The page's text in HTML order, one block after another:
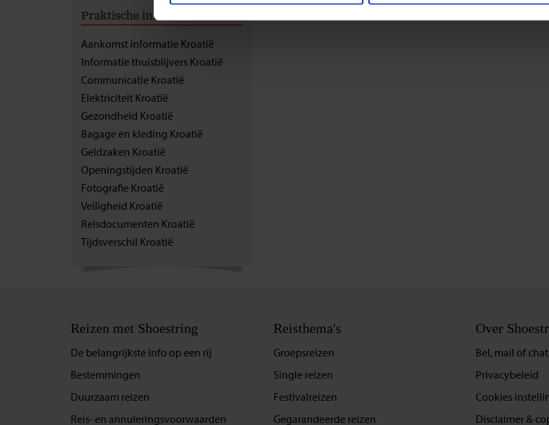
Praktische informatie
Aankomst informatie Kroatië
Informatie thuisblijvers Kroatië
Communicatie Kroatië
Elektriciteit Kroatië
Gezondheid Kroatië
Bagage en kleding Kroatië
Geldzaken Kroatië
Openingstijden Kroatië
Fotografie Kroatië
Veiligheid Kroatië
Reisdocumenten Kroatië
Tijdsverschil Kroatië
Reizen met Shoestring
De belangrijkste info op een rij
Bestemmingen
Duurzaam reizen
Reis- en annuleringsvoorwaarden
Reisthema's
Groepsreizen
Single reizen
Festivalreizen
Gegarandeerde reizen
Over
Bel, mail of
Privacybeleid
Cookies
Disclaimer &